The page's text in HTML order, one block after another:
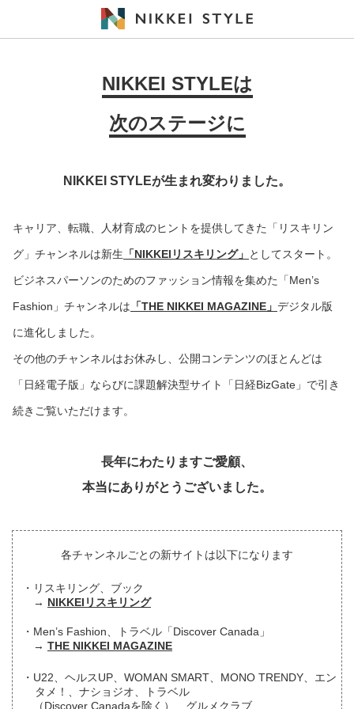
NIKKEI STYLEは
次のステージに
NIKKEI STYLEが生まれ変わりました。
キャリア、転職、人材育成のヒントを提供してきた「リスキリン
グ」チャンネルは新生 「NIKKEIリスキリング」 としてスタート。
ビジネスパーソンのためのファッション情報を集めた「Men’s
Fashion」チャンネルは 「THE NIKKEI MAGAZINE」 デジタル版
に進化しました。
その他のチャンネルはお休みし、公開コンテンツのほとんどは
「日経電子版」ならびに課題解決型サイト「日経BizGate」で引き
続きご覧いただけます。
長年にわたりますご愛顧、
本当にありがとうございました。
各チャンネルごとの新サイトは以下になります
リスキリング、ブック
NIKKEIリスキリング
Men’s Fashion、トラベル「Discover Canada」
THE NIKKEI MAGAZINE
U22、ヘルスUP、WOMAN SMART、MONO TRENDY、エン
タメ！、ナショジオ、トラベル
（Discover Canadaを除く）、グルメクラブ